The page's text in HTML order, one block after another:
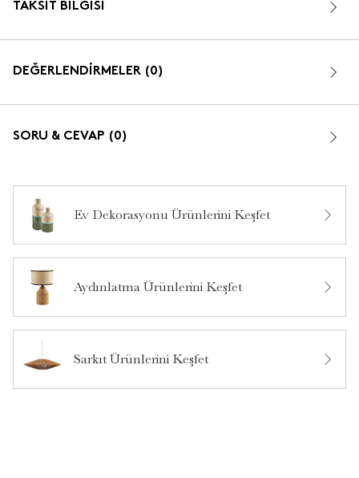
TAKSIT BILGISI
DEĞERLENDİRMELER (0)
SORU & CEVAP (0)
Ürün Hakkında Soru Sor
Ev Dekorasyonu Ürünlerini Keşfet
Aydınlatma Ürünlerini Keşfet
Sarkıt Ürünlerini Keşfet